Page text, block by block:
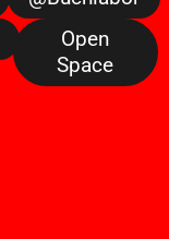
Open
Space